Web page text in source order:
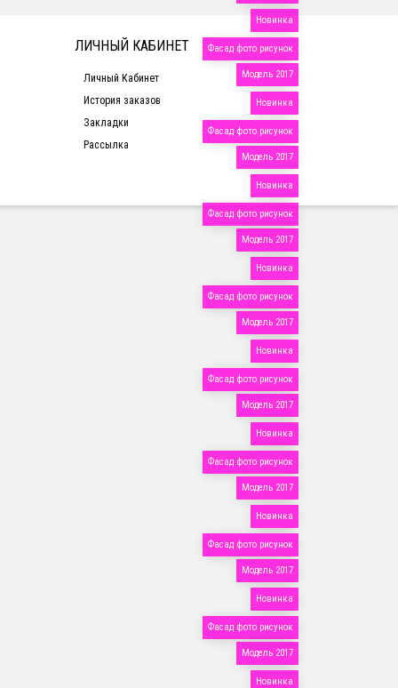
Новинка
Фасад фото рисунок
Модель 2017
Новинка
Фасад фото рисунок
Модель 2017
Новинка
Фасад фото рисунок
Модель 2017
Новинка
Фасад фото рисунок
Модель 2017
Новинка
Фасад фото рисунок
Модель 2017
Новинка
Фасад фото рисунок
Модель 2017
Новинка
Фасад фото рисунок
Модель 2017
Новинка
Фасад фото рисунок
Модель 2017
Новинка
ЛИЧНЫЙ КАБИНЕТ
Личный Кабинет
История заказов
Закладки
Рассылка